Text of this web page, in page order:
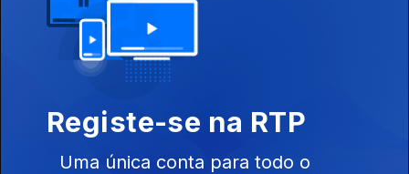
Precisamos
Registe-se na RTP
Uma única conta para todo o